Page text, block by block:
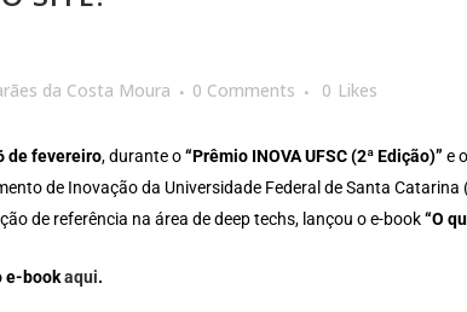
da Costa Moura 0 Comments 0 Likes
de fevereiro, durante o“Prêmio INOVA UFSC (2ª Edição)” e o
de Inovação da Universidade Federal de Santa Catarina
de referência na área de deep techs, lançou o e-book“O
e-bookaqui.